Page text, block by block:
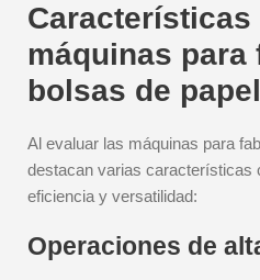
máquinas para
bolsas de papel
Al evaluar las máquinas para
destacan varias características
eficiencia y versatilidad:
Operaciones de